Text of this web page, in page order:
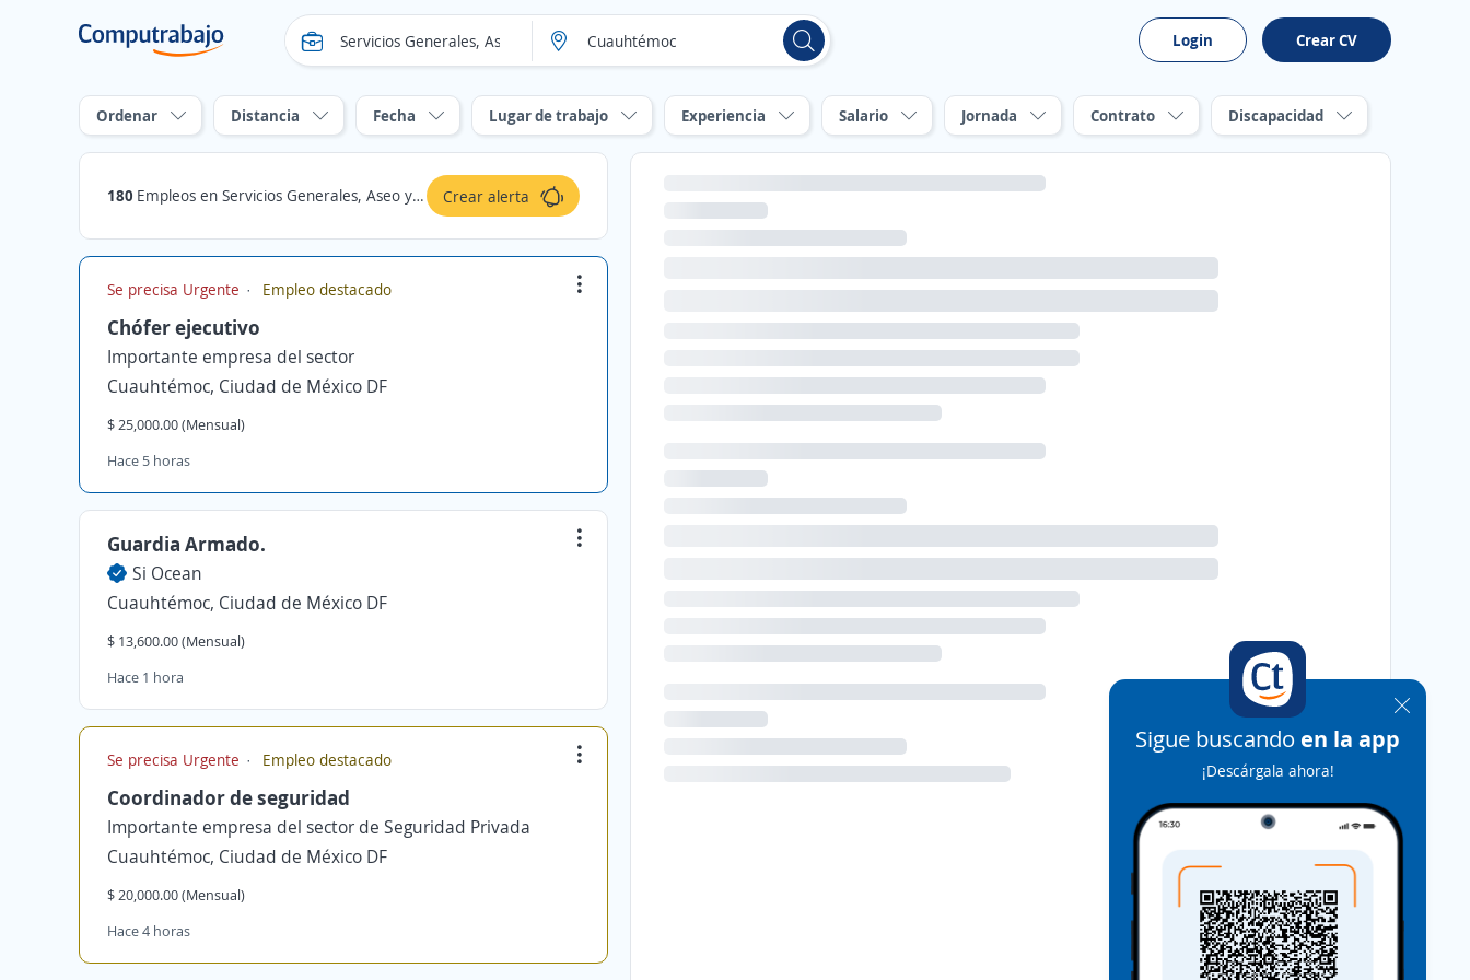
Login Crear CV
Ordenar Distancia Fecha Lugar de trabajo Experiencia Salario Jornada Contrato Discapacidad
180 Empleos en Servicios Generales, Aseo y Seguridad en Cuauhtémoc, Ciudad de México DF Crear alerta
Se precisa Urgente Empleo destacado
Chófer ejecutivo
Importante empresa del sector
Cuauhtémoc, Ciudad de México DF
$ 25,000.00 (Mensual)
Hace 5 horas
Guardia Armado.
Si Ocean
Cuauhtémoc, Ciudad de México DF
$ 13,600.00 (Mensual)
Hace 1 hora
Se precisa Urgente Empleo destacado
Coordinador de seguridad
Importante empresa del sector de Seguridad Privada
Cuauhtémoc, Ciudad de México DF
$ 20,000.00 (Mensual)
Hace 4 horas
Sigue buscando en la app
¡Descárgala ahora!